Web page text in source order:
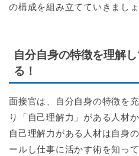
の構成を組み立てていきましょ
自分自身の特徴を理解
る！
面接官は、自分自身の特徴を
り「自己理解力」がある人材
自己理解力がある人材は自身
ールし仕事に活かす術を知っ